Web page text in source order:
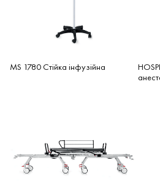
MS 1780 Стійка інфузійна